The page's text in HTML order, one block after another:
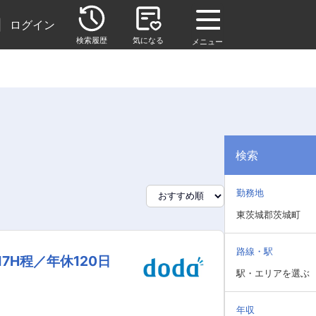
ログイン
検索履歴 気になる メニュー
程／年休120日
検索
勤務地
東茨城郡茨城町
路線・駅
駅・エリアを選ぶ
年収